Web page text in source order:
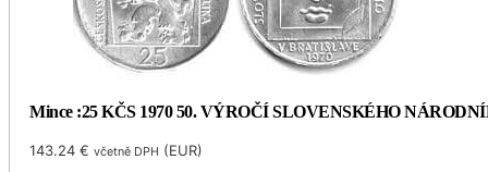
Mince :25 KČS 1970 50. VÝROČÍ SLOVENSKÉHO
143.24€ včetně DPH (EUR)